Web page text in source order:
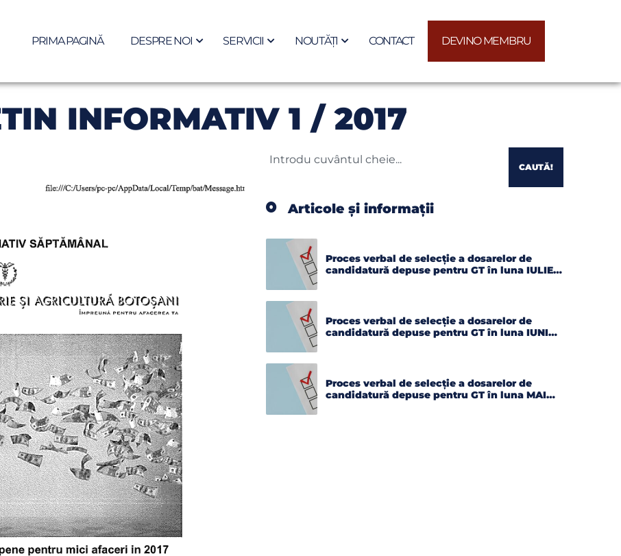
PRIMA PAGINĂ DESPRE NOI SERVICII NOUTĂȚI CONTACT DEVINO MEMBRU
INFORMATIV 1 / 2017
CAUTĂ!
Articole și informații
Proces verbal de selecție a dosarelor de
candidatură depuse pentru GT în luna IULIE
Proces verbal de selecție a dosarelor de
candidatură depuse pentru GT în luna IUNIE
Proces verbal de selecție a dosarelor de
candidatură depuse pentru GT în luna MAI